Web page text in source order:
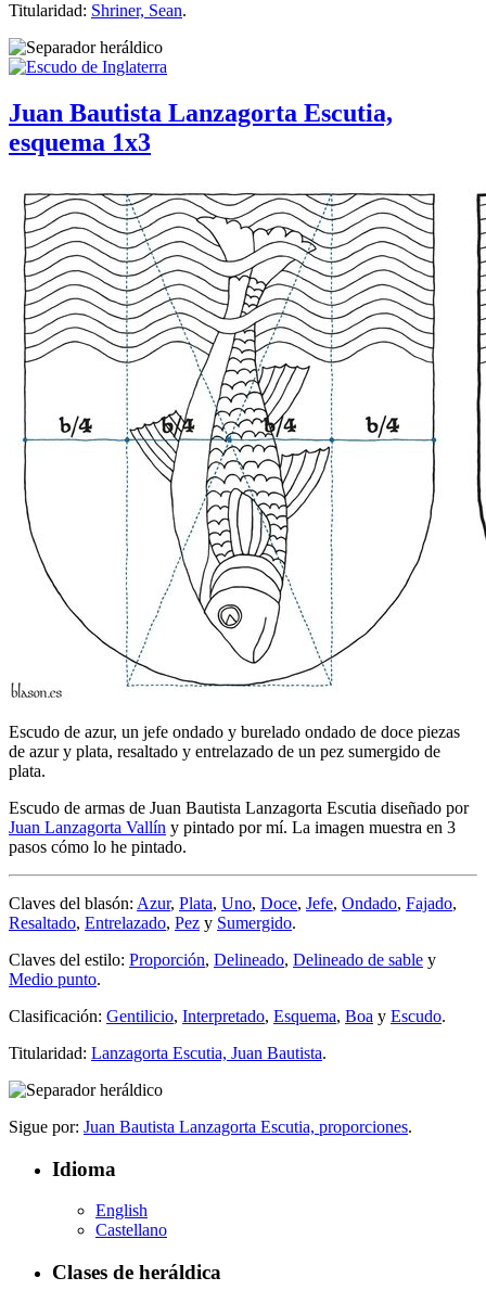
Titularidad: Shriner, Sean.
Juan Bautista Lanzagorta Escutia,
esquema 1x3
Escudo de azur, un jefe ondado y burelado ondado de doce piezas
de azur y plata, resaltado y entrelazado de un pez sumergido de
plata.
Escudo de armas de Juan Bautista Lanzagorta Escutia diseñado por
Juan Lanzagorta Vallín y pintado por mí. La imagen muestra en 3
pasos cómo lo he pintado.
Claves del blasón: Azur, Plata, Uno, Doce, Jefe, Ondado, Fajado,
Resaltado, Entrelazado, Pez y Sumergido.
Claves del estilo: Proporción, Delineado, Delineado de sable y
Medio punto.
Clasificación: Gentilicio, Interpretado, Esquema, Boa y Escudo.
Titularidad: Lanzagorta Escutia, Juan Bautista.
Sigue por: Juan Bautista Lanzagorta Escutia, proporciones.
Idioma
English
Castellano
Clases de heráldica